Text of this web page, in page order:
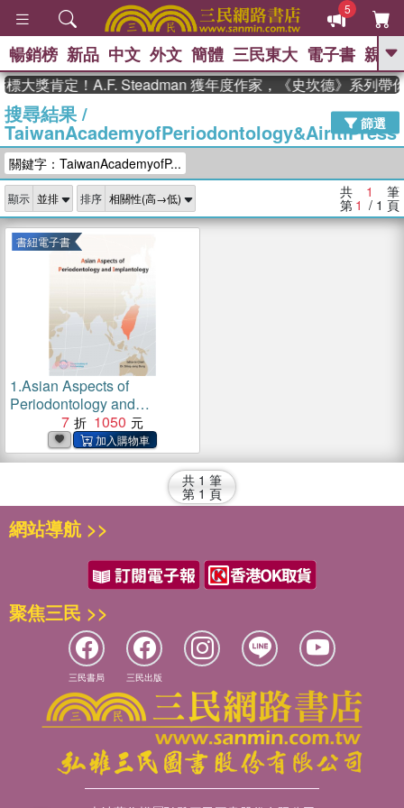
5
GO
高希均教授回憶錄
、 The Odyssey 、 父親節 、 如果歷
史是一群喵 、 暑期推薦 、 國際布克
獎 臺灣漫遊錄
登輝時代 、 數學女孩：黎曼猜想 、
偉大的迷走神經
暢銷榜 新品 中文 外文 簡體 三民東大 電子書 親子
大獎肯定！A.F. Steadman 獲年度作家，《史坎德》系列帶
搜尋結果/
TaiwanAcademyofPeriodontology&AiritiPress
篩選
關鍵字：TaiwanAcademyofP...
顯示 排序 共 1 筆
第 1 / 1 頁
書紐電子書
1.Asian Aspects of
Periodontology and
Implantology(電子書)
7 1050
共 1 筆
第 1 頁
網站導航 >>
聚焦三民 >>
三民書局 三民出版